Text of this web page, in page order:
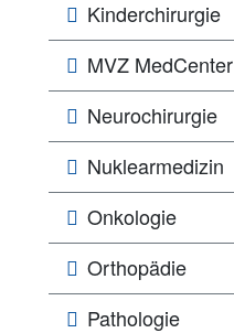
Kinderchirurgie
MVZ MedCenter
Neurochirurgie
Nuklearmedizin
Onkologie
Orthopädie
Pathologie